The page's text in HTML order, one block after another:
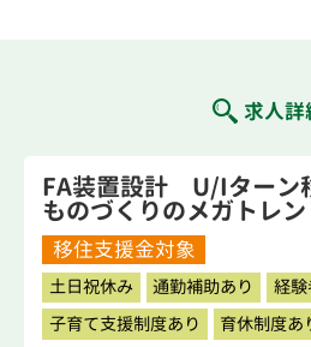
求人詳
FA装置設計 U/Iターン
ものづくりのメガトレ
化装置」を一緒に作りま
移住支援金対象
土日祝休み 通勤補助あり 経
子育て支援制度あり
育休制度あ